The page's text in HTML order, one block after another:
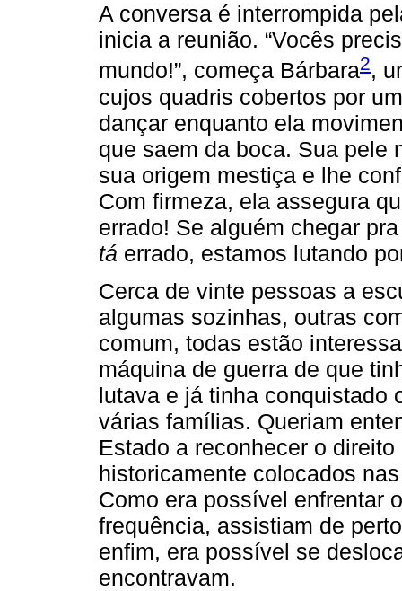
A conversa é interrompida
inicia a reunião. “Vocês
mundo!”, começa Bárbara2,
cujos quadris cobertos por
dançar enquanto ela
que saem da boca. Sua pele
sua origem mestiça e lhe
Com firmeza, ela assegura
errado! Se alguém chegar
tá errado, estamos lutando
Cerca de vinte pessoas a
algumas sozinhas, outras
comum, todas estão
máquina de guerra de que
lutava e já tinha conquistado
várias famílias. Queriam
Estado a reconhecer o
historicamente colocados
Como era possível enfrentar
frequência, assistiam de
enfim, era possível se
encontravam.